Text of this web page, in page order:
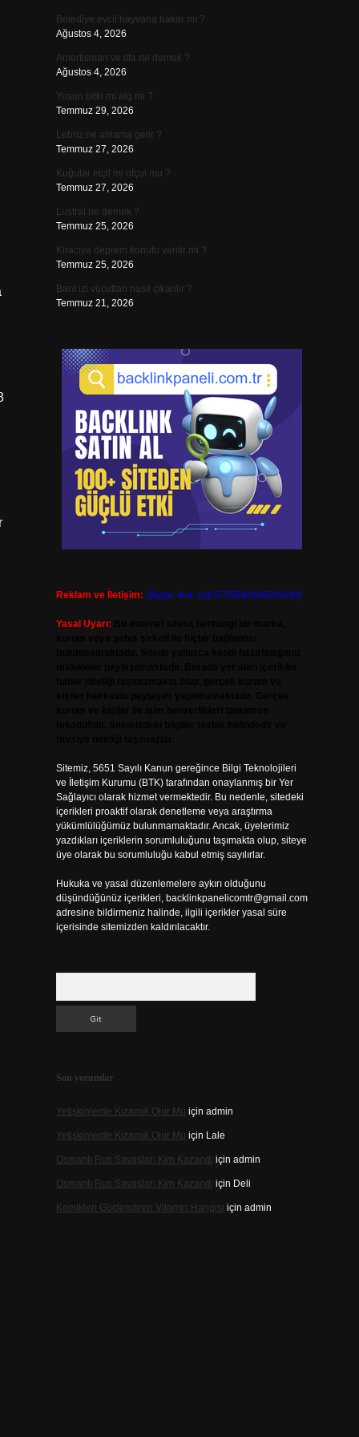
Belediye evcil hayvana bakar mı ?
Ağustos 4, 2026
Amortisman ve itfa ne demek ?
Ağustos 4, 2026
Yosun bitki mi alg mi ?
Temmuz 29, 2026
Lebriz ne anlama gelir ?
Temmuz 27, 2026
Kuğular etçil mi otçul mu ?
Temmuz 27, 2026
Lustral ne demek ?
Temmuz 25, 2026
Kiracıya deprem konutu verilir mi ?
Temmuz 25, 2026
Bant izi vücuttan nasıl çıkarılır ?
Temmuz 21, 2026
Reklam ve İletişim: Skype: live:.cid.575569c608265c69
Yasal Uyarı:
Sitemiz, 5651 Sayılı Kanun gereğince Bilgi Teknolojileri
ve İletişim Kurumu (BTK) tarafından onaylanmış bir Yer
Sağlayıcı olarak hizmet vermektedir. Bu nedenle, sitedeki
içerikleri proaktif olarak denetleme veya araştırma
yükümlülüğümüz bulunmamaktadır. Ancak, üyelerimiz
yazdıkları içeriklerin sorumluluğunu taşımakta olup, siteye
üye olarak bu sorumluluğu kabul etmiş sayılırlar.
Hukuka ve yasal düzenlemelere aykırı olduğunu
düşündüğünüz içerikleri, backlinkpanelicomtr@gmail.com
adresine bildirmeniz halinde, ilgili içerikler yasal süre
içerisinde sitemizden kaldırılacaktır.
Son yorumlar
Yetişkinlerde Kızamık Olur Mu için admin
Yetişkinlerde Kızamık Olur Mu için Lale
Osmanlı Rus Savaşları Kim Kazandı için admin
Osmanlı Rus Savaşları Kim Kazandı için Deli
Kemikleri Güçlendiren Vitamin Hangisi için admin